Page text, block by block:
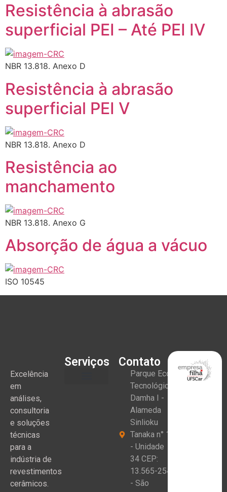
Resistência à abrasão
superficial PEI – Até PEI IV
NBR 13.818. Anexo D
Resistência à abrasão
superficial PEI V
NBR 13.818. Anexo D
Resistência ao
manchamento
NBR 13.818. Anexo G
Absorção de água a vácuo
ISO 10545
Excelência
em
análises,
consultoria
e soluções
técnicas
para a
indústria de
revestimentos
cerâmicos.
Serviços Contato
Parque Eco
Tecnológico
Damha I -
Alameda
Sinlioku
Tanaka n° 1
- Unidade
34 CEP:
13.565-254
- São